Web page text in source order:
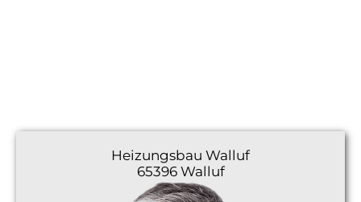
Heizungsbau Walluf
65396 Walluf